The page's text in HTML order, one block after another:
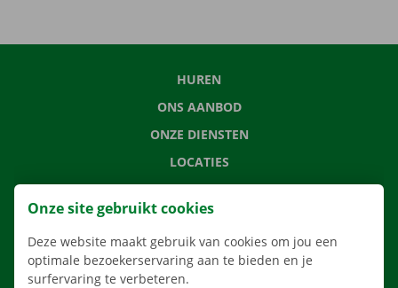
HUREN
ONS AANBOD
ONZE DIENSTEN
LOCATIES
APP
VERHUISOPLOSSINGEN
Onze site gebruikt cookies
Deze website maakt gebruik van cookies om jou een
optimale bezoekerservaring aan te bieden en je
surfervaring te verbeteren.